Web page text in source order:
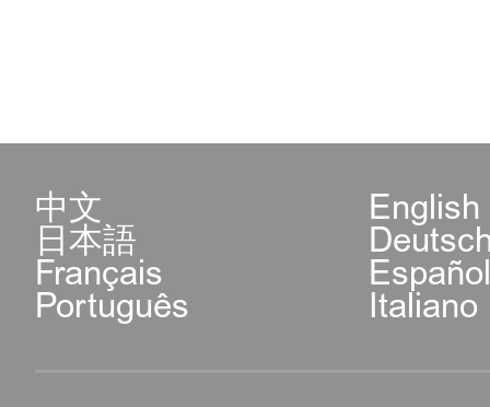
中文 English
日本語
Français
Português Italiano